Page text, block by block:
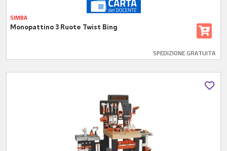
SIMBA
Monopattino 3 Ruote Twist Bing
SPEDIZIONE GRATUITA